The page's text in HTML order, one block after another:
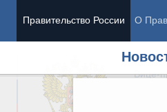
Правительство России О
Вице-